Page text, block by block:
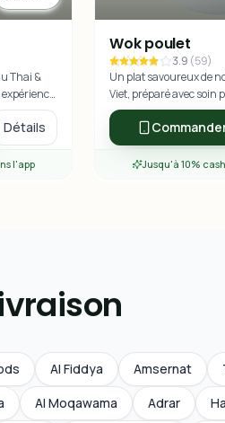
Thai &
Détails
l'app
Wok poulet
3.9 (59)
Un plat savoureux de
Viet, préparé avec soin
culinaire
Jusqu'à 10%
Al Fiddya Amsernat
Al Moqawama Adrar